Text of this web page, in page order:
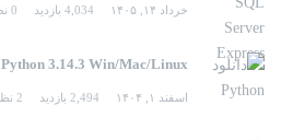
خرداد ۱۴, ۱۴۰۵ 4,034 بازدید 0 نظر
Python 3.14.3 Win/Mac/Linux زبان برنامه نویسی پایتون
اسفند ۱, ۱۴۰۴ 2,494 بازدید 2 نظر